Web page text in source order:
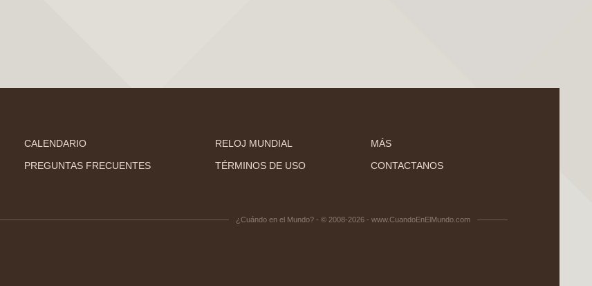
CALENDARIO RELOJ MUNDIAL
MÁS
PREGUNTAS FRECUENTES
TÉRMINOS DE USO CONTACTANOS
¿Cuándo en el Mundo? - © 2008-2026 - www.CuandoEnElMundo.com